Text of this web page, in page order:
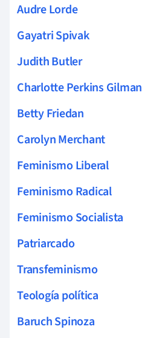
Audre Lorde
Gayatri Spivak
Judith Butler
Charlotte Perkins Gilman
Betty Friedan
Carolyn Merchant
Feminismo Liberal
Feminismo Radical
Feminismo Socialista
Patriarcado
Transfeminismo
Teología política
Baruch Spinoza